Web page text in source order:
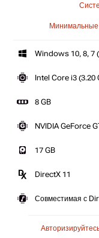
Минимальные
Windows 10, 8, 7
8 GB
NVIDIA GeForce
17 GB
DirectX 11
Совместимая с